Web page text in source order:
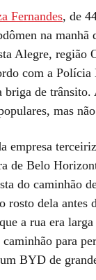
Fernandes, de
na manhã
Alegre, região
com a
briga de trânsito.
mas
empresa
de Belo
do caminhão
rosto dela antes
a rua era
para
BYD de